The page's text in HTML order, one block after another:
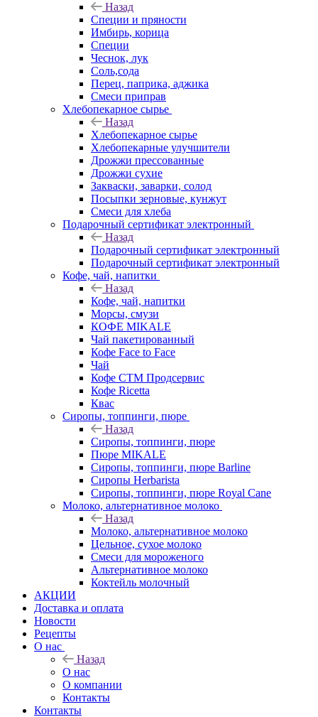
Назад
Специи и пряности
Имбирь, корица
Специи
Чеснок, лук
Соль,сода
Перец, паприка, аджика
Смеси приправ
Хлебопекарное сырье
Назад
Хлебопекарное сырье
Хлебопекарные улучшители
Дрожжи прессованные
Дрожжи сухие
Закваски, заварки, солод
Посыпки зерновые, кунжут
Смеси для хлеба
Подарочный сертификат электронный
Назад
Подарочный сертификат электронный
Подарочный сертификат электронный
Кофе, чай, напитки
Назад
Кофе, чай, напитки
Морсы, смузи
КОФЕ MIKALE
Чай пакетированный
Кофе Face to Face
Чай
Кофе СТМ Продсервис
Кофе Ricetta
Квас
Сиропы, топпинги, пюре
Назад
Сиропы, топпинги, пюре
Пюре MIKALE
Сиропы, топпинги, пюре Barline
Сиропы Herbarista
Сиропы, топпинги, пюре Royal Cane
Молоко, альтернативное молоко
Назад
Молоко, альтернативное молоко
Цельное, сухое молоко
Смеси для мороженого
Альтернативное молоко
Коктейль молочный
АКЦИИ
Доставка и оплата
Новости
Рецепты
О нас
Назад
О нас
О компании
Контакты
Контакты